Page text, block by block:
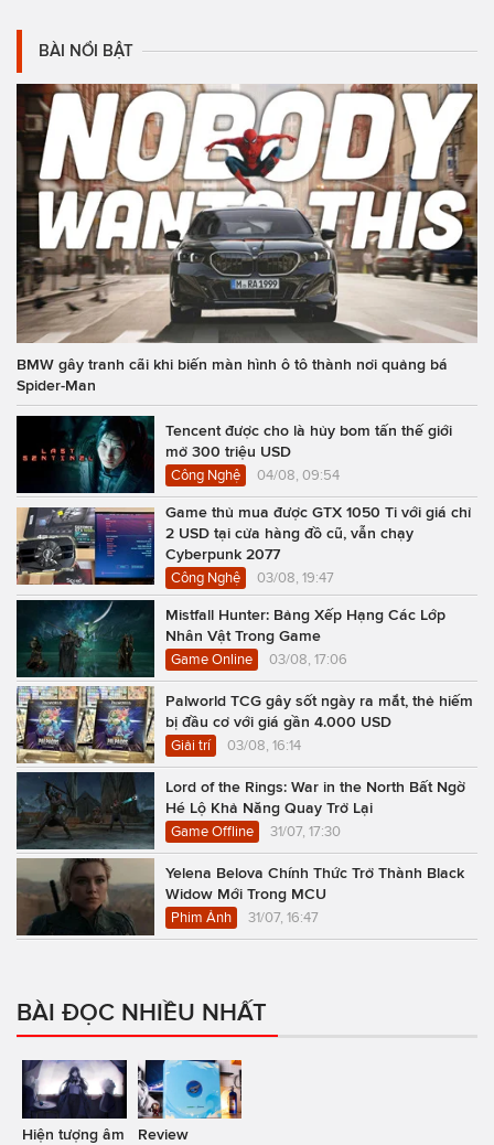
BÀI NỔI BẬT
BMW gây tranh cãi khi biến màn hình ô tô thành nơi quảng bá
Spider-Man
Tencent được cho là hủy bom tấn thế giới
mở 300 triệu USD
Công Nghệ 04/08, 09:54
Game thủ mua được GTX 1050 Ti với giá chỉ
2 USD tại cửa hàng đồ cũ, vẫn chạy
Cyberpunk 2077
Công Nghệ 03/08, 19:47
Mistfall Hunter: Bảng Xếp Hạng Các Lớp
Nhân Vật Trong Game
Game Online 03/08, 17:06
Palworld TCG gây sốt ngày ra mắt, thẻ hiếm
bị đầu cơ với giá gần 4.000 USD
Giải trí 03/08, 16:14
Lord of the Rings: War in the North Bất Ngờ
Hé Lộ Khả Năng Quay Trở Lại
Game Offline 31/07, 17:30
Yelena Belova Chính Thức Trở Thành Black
Widow Mới Trong MCU
Phim Ảnh 31/07, 16:47
BÀI ĐỌC NHIỀU NHẤT
Hiện tượng âm
Review